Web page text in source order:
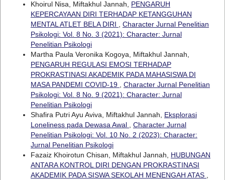
Khoirul Nisa, Miftakhul Jannah, PENGARUH
KEPERCAYAAN DIRI TERHADAP KETANGGUHAN
MENTAL ATLET BELA DIRI
Character Jurnal Penelitian
Psikologi: Vol. 8 No. 3 (2021): Character: Jurnal
Penelitian Psikologi
Martha Paula Veronika Kogoya, Miftakhul Jannah,
PENGARUH REGULASI EMOSI TERHADAP
PROKRASTINASI AKADEMIK PADA MAHASISWA DI
MASA PANDEMI COVID-19
Character Jurnal Penelitian
Psikologi: Vol. 8 No. 9 (2021): Character: Jurnal
Penelitian Psikologi
Shafira Putri Ayu Aviva, Miftakhul Jannah, Eksplorasi
Loneliness pada Dewasa Awal
Character Jurnal
Penelitian Psikologi: Vol. 10 No. 2 (2023): Character:
Jurnal Penelitian Psikologi
Fazaiz Khoirotun Chisan, Miftakhul Jannah, HUBUNGAN
ANTARA KONTROL DIRI DENGAN PROKRASTINASI
AKADEMIK PADA SISWA SEKOLAH MENENGAH ATAS